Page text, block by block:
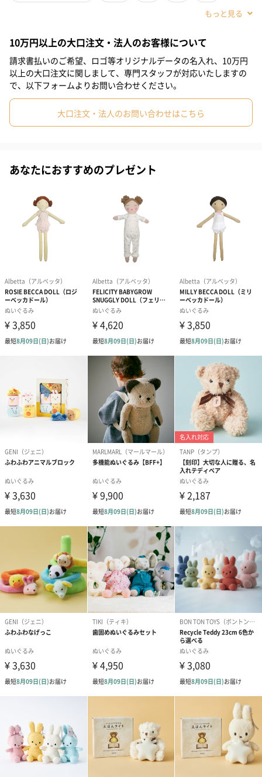
小さなスペシャルフレンドを抱きしめて大切にする。
そんな気持ちが育まれるアルベッタのドール達は、ベトナム・ホ
アルベッタの全ての商品は出荷までに何度も検針を行います。
日本においては全てホルマリン検査を行い安全性の確認も行って
【Albetta（アルベッタ）】
【Albetta（アルベッタ）】は、1999年にスタートしたイギリスの
ベビー・キッズブランド。
既にイギリス、アメリカでは多くの人々に愛されています。
初めて手に取ったときから、どこか懐かしいそんなアルベッタの
世界は、日本の皆様にもきっと気に入っていただけると思いま
す。
大切なお子さまに贈りたい。
大切なお子さまに、安全で可愛いぬいぐるみを贈りませんか？
赤ちゃんのときにはそっと傍にいてくれる存在、お子さまが成長
すると小さなお友達のような存在になってくれます。
長く愛用できる可愛いぬいぐるみは贈り物におすすめです。
商品詳細情報
素材
商品サイズ
幅350mm×奥行250mm×高さ120mm
PP袋に個包装
重さ
250g
お届け内容
・ドール本体
PP袋に入った状態でお届けします。
本体サイズ
商品オプション情報
紙袋
お渡し用の紙袋です。
商品に合わせたサイズをお届けします。
10万円以上の大口注文・法人のお客様について
請求書払いのご希望、ロゴ等オリジナルデータの名入れ、10万円
以上の大口注文に関しまして、専門スタッフが対応いたしますの
で、以下フォームよりお問い合わせください。
大口注文・法人のお問い合わせはこちら
あなたにおすすめのプレゼント